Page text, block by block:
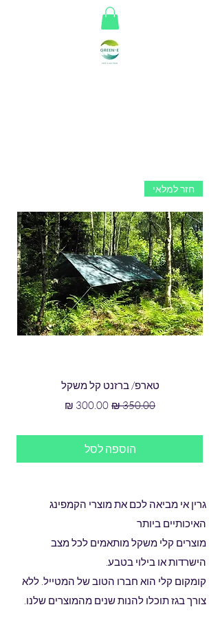
חזר למלאי
טארפ/ ברזנט קל משקל
מחיר רגיל מחיר מבצע
הוספה לסל
גרין אי מביאה לכם את מוצרי הקמפינג
האיכותיים ביותר
מוצרים קלי משקל מותאמים לכל מצב
הישרדות או בילוי בטבע.
קומקום קלי הוא חברו הטוב של המטייל. ללא
צורך בגז תוכלו להנות שנים מהמוצרים שלנו.